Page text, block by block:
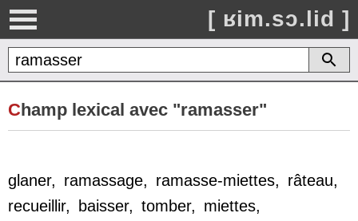
[ ʁim.sɔ.lid ]
Champ lexical avec "ramasser"
glaner, ramassage, ramasse-miettes, râteau,
recueillir, baisser, tomber, miettes,